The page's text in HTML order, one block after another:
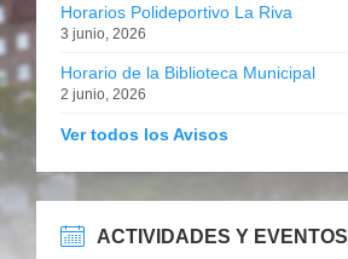
Horarios Polideportivo La Riva
3 junio, 2026
Horario de la Biblioteca Municipal
2 junio, 2026
Ver todos los Avisos
ACTIVIDADES Y EVENTOS